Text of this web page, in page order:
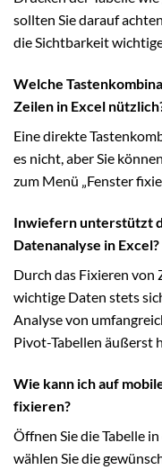
sollten Sie darauf
die Sichtbarkeit
Welche
Zeilen in Excel
Eine direkte
es nicht, aber Sie
zum Menü „Fenster
Inwiefern unterstützt
Datenanalyse in Excel?
Durch das Fixieren von
wichtige Daten stets
Analyse von
Pivot-Tabellen äußerst
Wie kann ich auf
fixieren?
Öffnen Sie die Tabelle
wählen Sie die